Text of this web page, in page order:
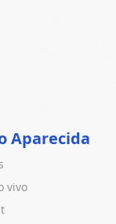
Aparecida
vivo